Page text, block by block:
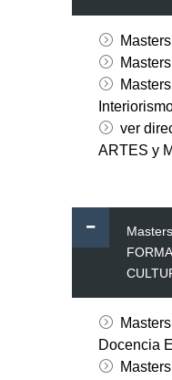
ver
ARTES y
Docencia